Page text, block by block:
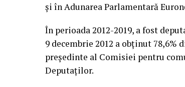
și în Adunarea Parlamentară
În perioada 2012-2019, a fost
9 decembrie 2012 a obținut
președinte al Comisiei pentru
Deputaților.